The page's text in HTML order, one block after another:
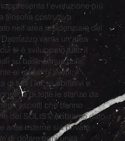
l'evoluzione più
filosofia costruttiva
nell'area residenziale del
vanta un'area
si è sviluppato tutto il
su base annua nulli,
ai massimi livelli,
di tutti i locali abitativi e
di tutte le stanze da
aspetti che hanno
del SOLIS I. Abbiamo dato
aree esterne sia private
di dotare ogni unità